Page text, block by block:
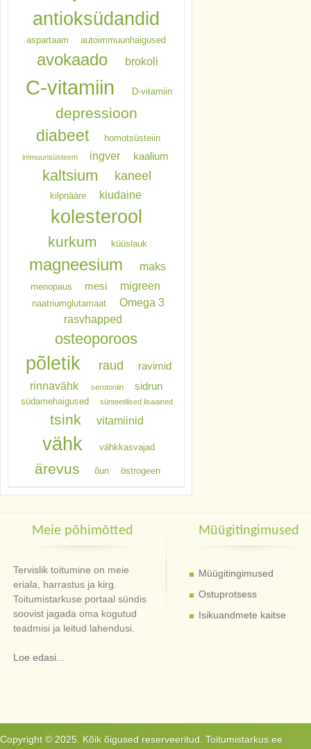
antioksüdandid
aspartaam autoimmuunhaigused
avokaado brokoli
C-vitamiin D-vitamiin
depressioon
diabeet homotsüsteiin
immuunsüsteem ingver kaalium
kaltsium kaneel
kilpnääre kiudaine
kolesterool
kurkum küüslauk
magneesium maks
menopaus mesi migreen
naatriumglutamaat
Omega 3
rasvhapped
osteoporoos
põletik raud ravimid
rinnavähk serotoniin sidrun
südamehaigused sünteetilised lisaained
tsink vitamiinid
vähk vähkkasvajad
ärevus õun östrogeen
Meie põhimõtted
Tervislik toitumine on meie
eriala, harrastus ja kirg.
Toitumistarkuse portaal sündis
soovist jagada oma kogutud
teadmisi ja leitud lahendusi.
Loe edasi...
Müügitingimused
Müügitingimused
Ostuprotsess
Isikuandmete kaitse
Copyright © 2025. Kõik õigused reserveeritud. Toitumistarkus.ee